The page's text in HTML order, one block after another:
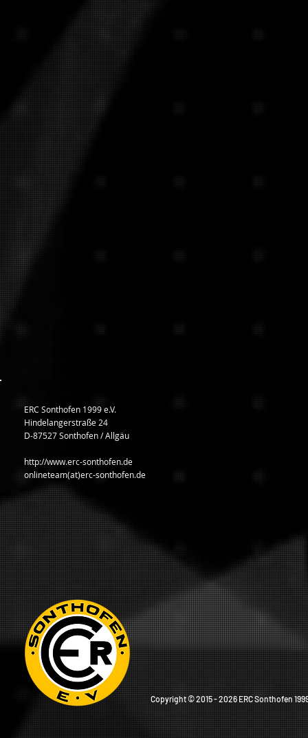
ERC Sonthofen 1999 e.V.
Hindelangerstraße 24
D-87527 Sonthofen / Allgäu
http://www.erc-sonthofen.de
onlineteam(at)erc-sonthofen.de
Copyright © 2015 - 2026 ERC Sonthofen